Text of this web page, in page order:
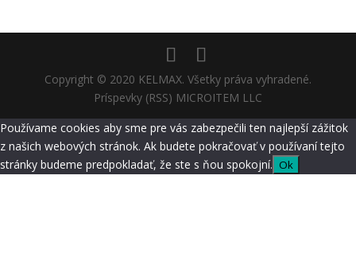
Copyright © 2020 KELMAX. Všetky práva vyhradené.
Príspevky (RSS) MICROITEM LLC
Používame cookies aby sme pre vás zabezpečili ten najlepší zážitok
z našich webových stránok. Ak budete pokračovať v používaní tejto
stránky budeme predpokladať, že ste s ňou spokojní. Ok